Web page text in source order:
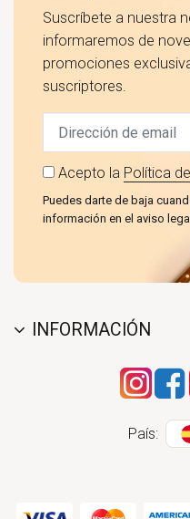
Suscríbete a nuestra
informaremos de
promociones
suscriptores.
Acepto la Política
Puedes darte de baja
información en el aviso legal
INFORMACIÓN
País: